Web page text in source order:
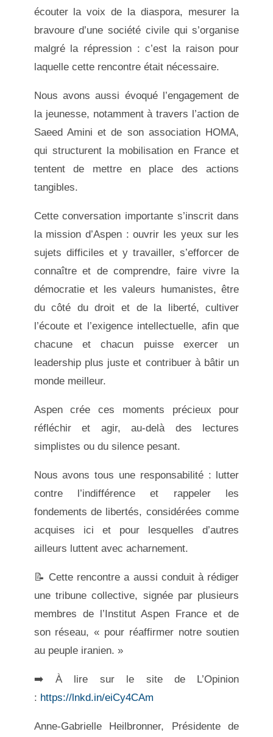
écouter la voix de la diaspora, mesurer la
bravoure d’une société civile qui s’organise
malgré la répression : c’est la raison pour
laquelle cette rencontre était nécessaire.
Nous avons aussi évoqué l’engagement de
la jeunesse, notamment à travers l’action de
Saeed Amini et de son association HOMA,
qui structurent la mobilisation en France et
tentent de mettre en place des actions
tangibles.
Cette conversation importante s’inscrit dans
la mission d’Aspen : ouvrir les yeux sur les
sujets difficiles et y travailler, s’efforcer de
connaître et de comprendre, faire vivre la
démocratie et les valeurs humanistes, être
du côté du droit et de la liberté, cultiver
l’écoute et l’exigence intellectuelle, afin que
chacune et chacun puisse exercer un
leadership plus juste et contribuer à bâtir un
monde meilleur.
Aspen crée ces moments précieux pour
réfléchir et agir, au-delà des lectures
simplistes ou du silence pesant.
Nous avons tous une responsabilité : lutter
contre l’indifférence et rappeler les
fondements de libertés, considérées comme
acquises ici et pour lesquelles d’autres
ailleurs luttent avec acharnement.
📝 Cette rencontre a aussi conduit à rédiger
une tribune collective, signée par plusieurs
membres de l’Institut Aspen France et de
son réseau, « pour réaffirmer notre soutien
au peuple iranien. »
➡️ À lire sur le site de L’Opinion
: https://lnkd.in/eiCy4CAm
Anne-Gabrielle Heilbronner, Présidente de